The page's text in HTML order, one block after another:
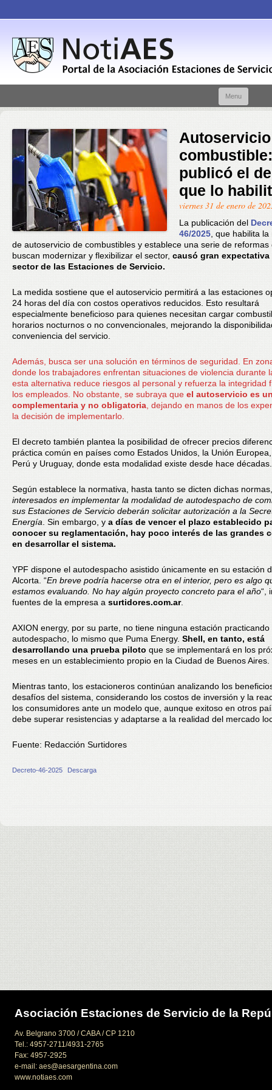
Menu
publicó el
que lo
viernes 31 de enero de
La publicación del
46/2025 , que habilita
de autoservicio de combustibles y establece una serie de reformas
buscan modernizar y flexibilizar el sector, causó gran expectativa
sector de las Estaciones de Servicio.
La medida sostiene que el autoservicio permitirá a las estaciones
24 horas del día con costos operativos reducidos. Esto resultará
especialmente beneficioso para quienes necesitan cargar
horarios nocturnos o no convencionales, mejorando la
conveniencia del servicio.
Además, busca ser una solución en términos de seguridad. En
donde los trabajadores enfrentan situaciones de violencia durante
esta alternativa reduce riesgos al personal y refuerza la integridad
los empleados. No obstante, se subraya que el autoservicio es
complementaria y no obligatoria , dejando en manos de los
la decisión de implementarlo.
El decreto también plantea la posibilidad de ofrecer precios
práctica común en países como Estados Unidos, la Unión
Perú y Uruguay, donde esta modalidad existe desde hace décadas.
Según establece la normativa, hasta tanto se dicten dichas
interesados en implementar la modalidad de autodespacho de
sus Estaciones de Servicio deberán solicitar autorización a la
Energía . Sin embargo, y a días de vencer el plazo establecido
conocer su reglamentación, hay poco interés de las grandes
en desarrollar el sistema.
YPF dispone el autodespacho asistido únicamente en su estación
Alcorta. “En breve podría hacerse otra en el interior, pero es algo
estamos evaluando. No hay algún proyecto concreto para el año“,
fuentes de la empresa a surtidores.com.ar.
AXION energy, por su parte, no tiene ninguna estación practicando
autodespacho, lo mismo que Puma Energy. Shell, en tanto, está
desarrollando una prueba piloto que se implementará en los
meses en un establecimiento propio en la Ciudad de Buenos Aires.
Mientras tanto, los estacioneros continúan analizando los
desafíos del sistema, considerando los costos de inversión y la
los consumidores ante un modelo que, aunque exitoso en otros
debe superar resistencias y adaptarse a la realidad del mercado
Fuente: Redacción Surtidores
Decreto-46-2025 Descarga
Asociación Estaciones de Servicio de la
Av. Belgrano 3700 / CABA / CP 1210
Tel.: 4957-2711/4931-2765
Fax: 4957-2925
e-mail: aes@aesargentina.com
www.notiaes.com